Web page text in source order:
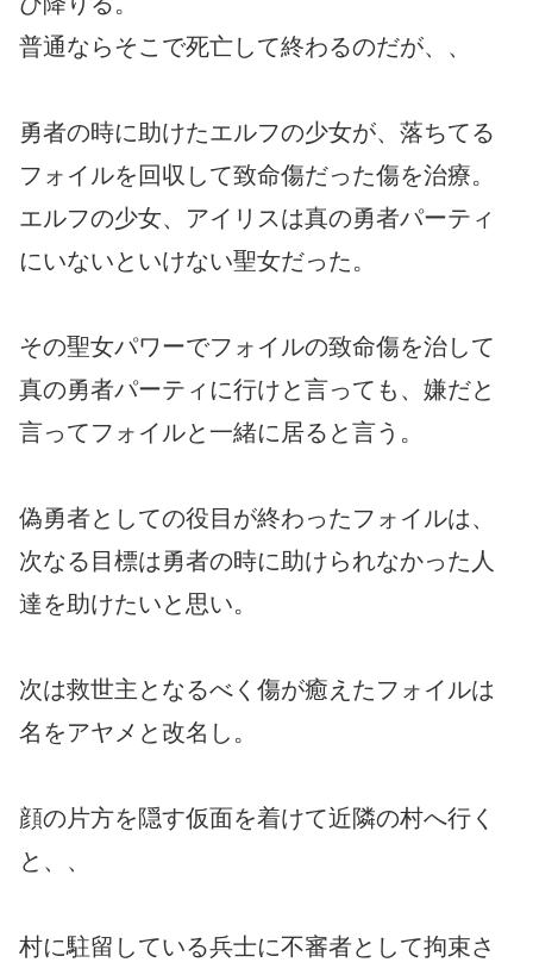
普通ならそこで死亡して終わるのだが、、
勇者の時に助けたエルフの少女が、落ちてる
フォイルを回収して致命傷だった傷を治療。
エルフの少女、アイリスは真の勇者パーティ
にいないといけない聖女だった。
その聖女パワーでフォイルの致命傷を治して
真の勇者パーティに行けと言っても、嫌だと
言ってフォイルと一緒に居ると言う。
偽勇者としての役目が終わったフォイルは、
次なる目標は勇者の時に助けられなかった人
達を助けたいと思い。
次は救世主となるべく傷が癒えたフォイルは
名をアヤメと改名し。
顔の片方を隠す仮面を着けて近隣の村へ行く
と、、
村に駐留している兵士に不審者として拘束さ